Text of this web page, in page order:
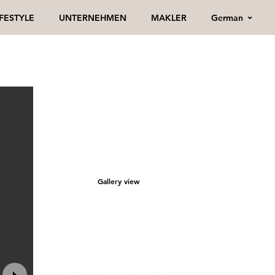
UNTERNEHMEN MAKLER German
Gallery view